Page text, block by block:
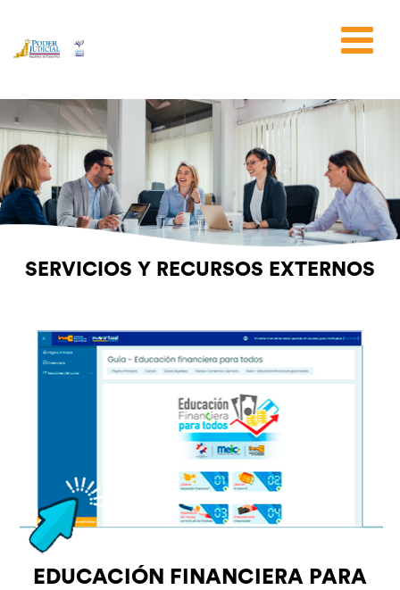
este
sitio
incluye
un
sistema
de
accesibilidad.
SERVICIOS Y RECURSOS EXTERNOS
EDUCACIÓN FINANCIERA PARA